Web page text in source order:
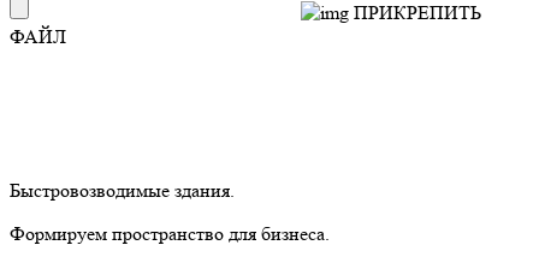
ПРИКРЕПИТЬ
ФАЙЛ
Быстровозводимые здания.
Формируем пространство для бизнеса.